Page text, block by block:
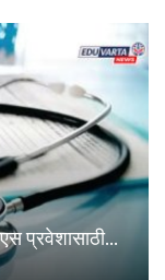
प्रवेशासाठी...